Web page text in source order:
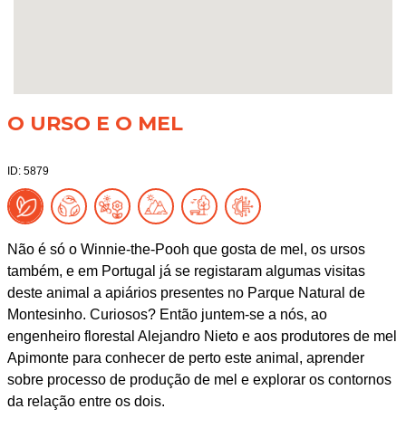
O URSO E O MEL
ID: 5879
Não é só o Winnie-the-Pooh que gosta de mel, os ursos
também, e em Portugal já se registaram algumas visitas
deste animal a apiários presentes no Parque Natural de
Montesinho. Curiosos? Então juntem-se a nós, ao
engenheiro florestal Alejandro Nieto e aos produtores de mel
Apimonte para conhecer de perto este animal, aprender
sobre processo de produção de mel e explorar os contornos
da relação entre os dois.